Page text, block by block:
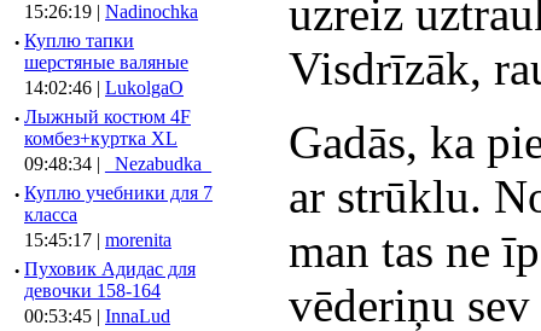
15:26:19 | Nadinochka
· Куплю тапки
шерстяные валяные
14:02:46 | LukolgaO
· Лыжный костюм 4F
комбез+куртка XL
09:48:34 |
_Nezabudka_
· Куплю учебники для 7
класса
15:45:17 | morenita
· Пуховик Адидас для
девочки 158-164
00:53:45 | InnaLud
uzreiz
Visdrīzāk,
Gadās, ka
ar strūklu.
man tas ne
vēderiņu